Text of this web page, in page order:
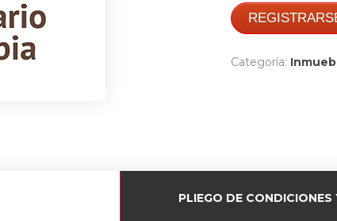
Categoría:
PLIEGO DE CONDICIONES